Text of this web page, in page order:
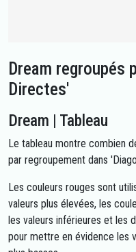
Dream regroupés
Directes'
Dream | Tableau
Le tableau montre combien
par regroupement dans
Les couleurs rouges sont
valeurs plus élevées, les
les valeurs inférieures et les
pour mettre en évidence les